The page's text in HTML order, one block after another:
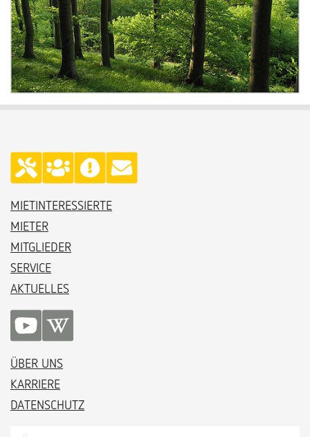
MIETINTERESSIERTE
MIETER
MITGLIEDER
SERVICE
AKTUELLES
ÜBER UNS
KARRIERE
DATENSCHUTZ